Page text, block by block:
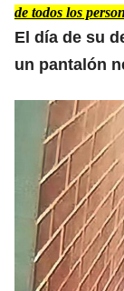
de todos los
El día de su
un pantalón